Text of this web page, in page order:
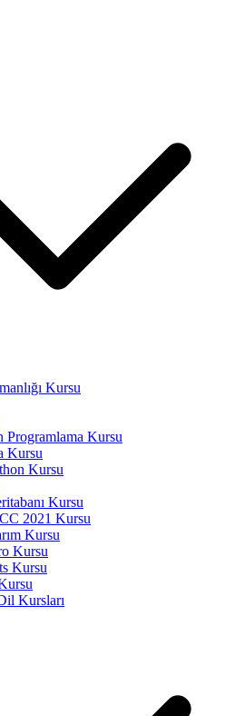
Kursu
Kursu
Kursu
Kursu
Kursu
2021 Kursu
Kursu
Kursu
Kursu
Kursları